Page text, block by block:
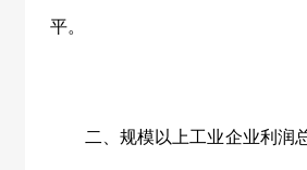
平。
二、规模以上工业企业利润总